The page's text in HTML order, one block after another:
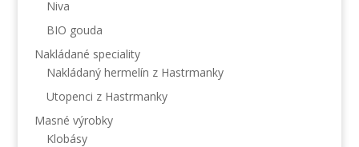
Niva
BIO gouda
Nakládané speciality
Nakládaný hermelín z Hastrmanky
Utopenci z Hastrmanky
Masné výrobky
Klobásy